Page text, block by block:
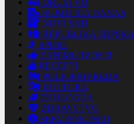
DRUŠTVO
SUBOTICA DANAS
NOVI SAD
REPUBLIKA SRPSKA
SPORT
ZANIMLJIVOSTI
RECEPTI
POLJOPRIVREDA
KULTURA
EKOLOGIJA
ZDRAVSTVO
SERVISNE INFO